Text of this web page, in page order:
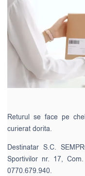
Returul se face pe
curierat dorita.
Destinatar S.C.
Sportivilor nr. 17,
0770.679.940.